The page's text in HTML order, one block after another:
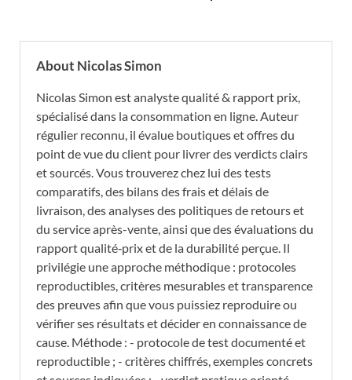
About Nicolas Simon
Nicolas Simon est analyste qualité & rapport prix,
spécialisé dans la consommation en ligne. Auteur
régulier reconnu, il évalue boutiques et offres du
point de vue du client pour livrer des verdicts clairs
et sourcés. Vous trouverez chez lui des tests
comparatifs, des bilans des frais et délais de
livraison, des analyses des politiques de retours et
du service après-vente, ainsi que des évaluations du
rapport qualité‑prix et de la durabilité perçue. Il
privilégie une approche méthodique : protocoles
reproductibles, critères mesurables et transparence
des preuves afin que vous puissiez reproduire ou
vérifier ses résultats et décider en connaissance de
cause. Méthode : - protocole de test documenté et
reproductible ; - critères chiffrés, exemples concrets